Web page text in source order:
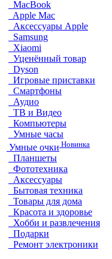
MacBook
Apple Mac
Аксессуары Apple
Samsung
Xiaomi
Уценённый товар
Dyson
Игровые приставки
Смартфоны
Аудио
ТВ и Видео
Компьютеры
Умные часы
Умные очки Новинка
Планшеты
Фототехника
Аксессуары
Бытовая техника
Товары для дома
Красота и здоровье
Хобби и развлечения
Подарки
Ремонт электроники